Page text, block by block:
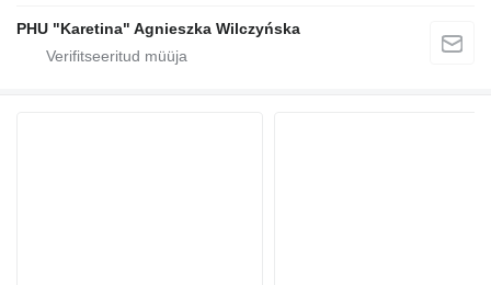
PHU "Karetina" Agnieszka Wilczyńska